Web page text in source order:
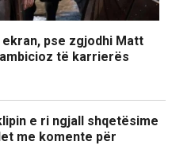
ekran, pse zgjodhi Matt
të karrierës
e ri ngjall shqetësime
me komente për